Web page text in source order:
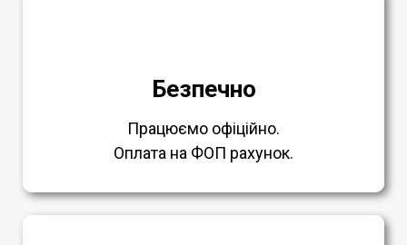
Безпечно
Працюємо офіційно.
Оплата на ФОП рахунок.